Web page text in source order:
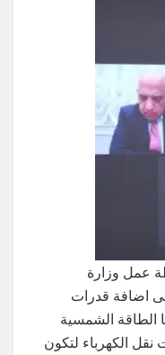
عمل وزارة
اضافة قدرات
الطاقة الشمسية
نقل الكهرباء لتكون